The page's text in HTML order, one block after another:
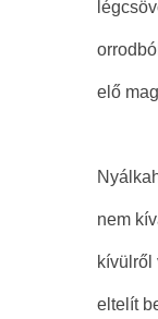
elő
nem
kívülről
eltelít